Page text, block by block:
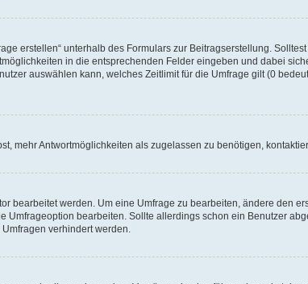
erstellen“ unterhalb des Formulars zur Beitragserstellung.
in die entsprechenden Felder eingeben und dabei
auswählen kann, welches Zeitlimit für die Umfrage gilt (0
mehr Antwortmöglichkeiten als zugelassen zu benötigen,
werden. Um eine Umfrage zu bearbeiten, ändere den
bearbeiten. Sollte allerdings schon ein Benutzer
verhindert werden.